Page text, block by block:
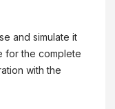
and simulate it
for the complete
with the